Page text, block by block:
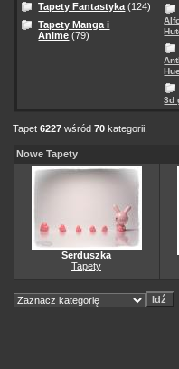
Tapety Fantastyka (124)
Tapety Manga i
Anime (79)
3d
Tapet6227 wśród70 kategorii.
Nowe Tapety
Serduszka
Tapety